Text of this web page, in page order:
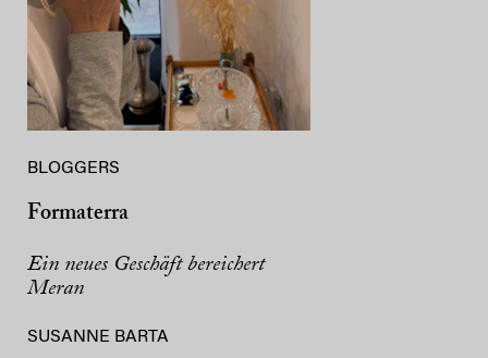
BLOGGERS
Formaterra
Ein neues Geschäft bereichert
Meran
SUSANNE BARTA